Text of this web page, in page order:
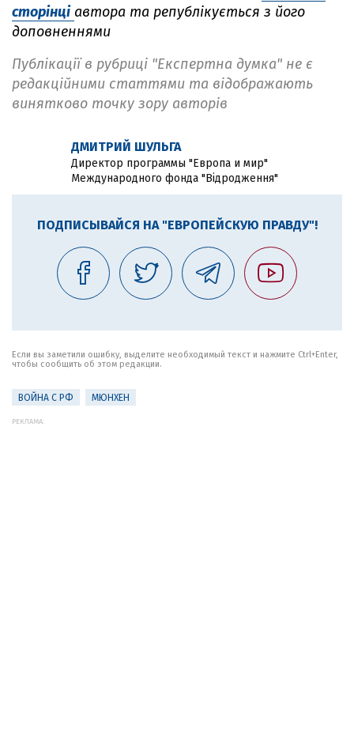
сторінці автора та републікується з його
доповненнями
Публікації в рубриці "Експертна думка" не є
редакційними статтями та відображають
винятково точку зору авторів
ДМИТРИЙ ШУЛЬГА
Директор программы "Европа и мир"
Международного фонда "Відродження"
ПОДПИСЫВАЙСЯ НА "ЕВРОПЕЙСКУЮ ПРАВДУ"!
Если вы заметили ошибку, выделите необходимый текст и нажмите Ctrl+Enter,
чтобы сообщить об этом редакции.
ВОЙНА С РФ МЮНХЕН
РЕКЛАМА: